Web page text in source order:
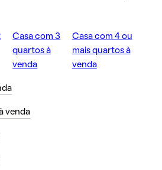
Casa com 3
quartos à
venda
Casa com 4 ou
mais quartos à
venda
venda